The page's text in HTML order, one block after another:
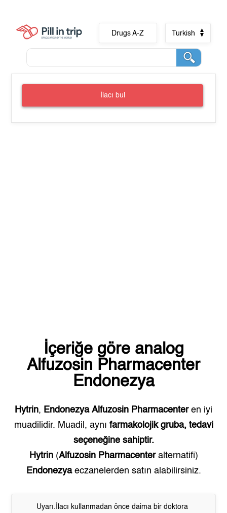
Drugs A-Z Turkish
İlacı bul
İçeriğe göre analog
Alfuzosin Pharmacenter
Endonezya
Hytrin, Endonezya Alfuzosin Pharmacenteren iyi
muadilidir. Muadil, aynı farmakolojik gruba, tedavi
seçeneğine sahiptir.
Hytrin(Alfuzosin Pharmacenteralternatifi)
Endonezyaeczanelerden satın alabilirsiniz.
Uyarı.İlacı kullanmadan önce daima bir doktora